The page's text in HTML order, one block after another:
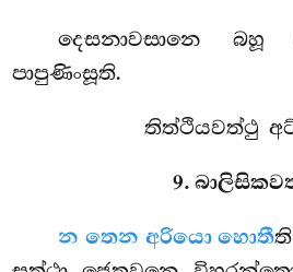
දෙසනාවසානෙ බහූ
පාපුණිංසූති.
තිත්ථියවත්ථු
9.
න තෙන අරියො හොතී